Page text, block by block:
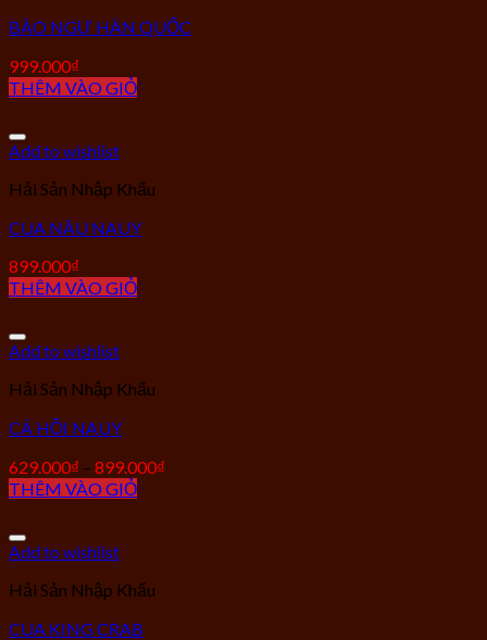
BÀO NGƯ HÀN QUỐC
999.000₫
THÊM VÀO GIỎ
Add to wishlist
Hải Sản Nhập Khẩu
CUA NÂU NAUY
899.000₫
THÊM VÀO GIỎ
Add to wishlist
Hải Sản Nhập Khẩu
CÁ HỒI NAUY
629.000₫ – 899.000₫
THÊM VÀO GIỎ
Add to wishlist
Hải Sản Nhập Khẩu
CUA KING CRAB